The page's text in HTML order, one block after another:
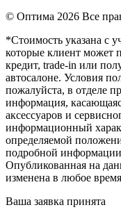
© Оптима 2026 Все
*Стоимость указана с
которые клиент может
кредит, trade-in или
автосалоне. Условия
пожалуйста, в отделе
информация,
аксессуаров и
информационный
определяемой
подробной
Опубликованная на
изменена в любое
Ваша заявка принята